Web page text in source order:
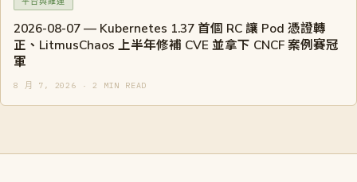
2026-08-07 — Kubernetes 1.37 首個 RC 讓 Pod 憑證轉
正、LitmusChaos 上半年修補 CVE 並拿下 CNCF 案例賽冠
軍
8 月 7, 2026 · 2 MIN READ